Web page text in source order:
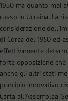
1950 ma quanto mai
russo in Ucraina. La
considerazione
di Corea del 1950 ed
effettivamente
forte opposizione che
anche gli altri stati
principio innovativo
Carta all’Assemblea